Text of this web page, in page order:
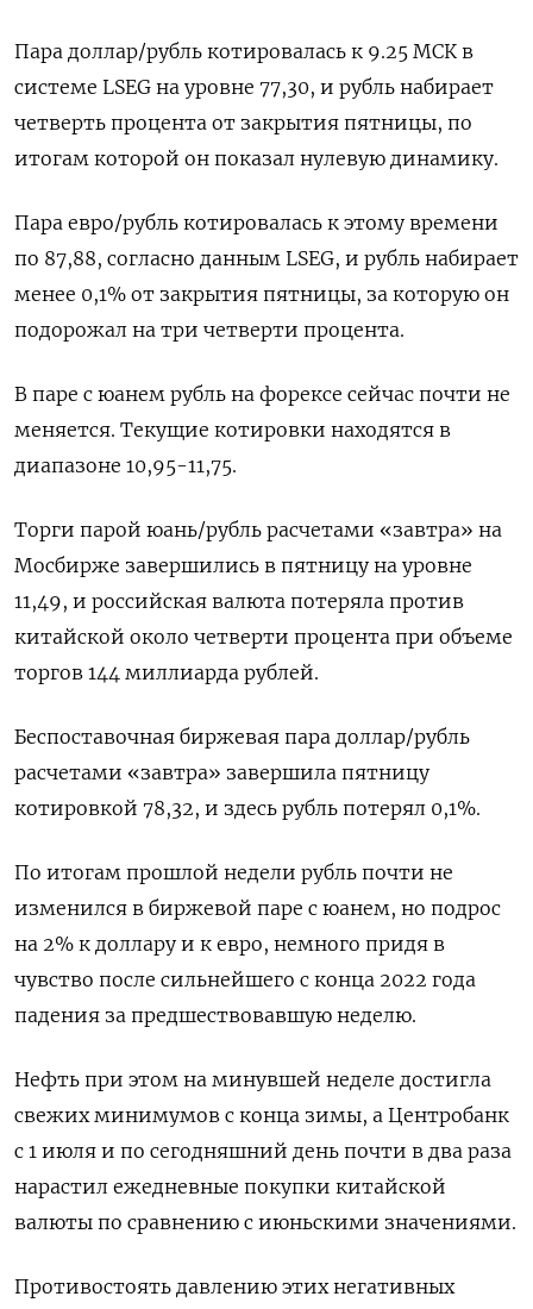
Пара доллар/рубль котировалась к 9.25 МСК в
системе LSEG на уровне 77,30, ​и рубль набирает
четверть процента от закрытия ​пятницы, по
итогам которой он показал ​нулевую динамику.
Пара ⁠евро/рубль котировалась к этому времени
по 87,88, согласно данным LSEG, и рубль набирает
менее 0,1% ‌от закрытия пятницы, за которую он
подорожал на три ‌четверти процента.
В паре с юанем рубль на форексе сейчас почти не
меняется. Текущие котировки находятся в
диапазоне 10,95-11,75.
Торги парой юань/рубль расчетами «завтра» ​на
Мосбирже завершились в пятницу на уровне
11,49, и российская валюта потеряла против
китайской около четверти процента при ‌объеме
торгов 144 миллиарда рублей.
Беспоставочная биржевая пара доллар/рубль
расчетами «завтра» завершила пятницу
котировкой 78,32, и здесь рубль потерял 0,1%.
По итогам ​прошлой недели рубль почти не
изменился в биржевой паре с юанем, но подрос
на 2% к доллару и ‌к евро, немного придя в
чувство после сильнейшего с конца 2022 года
падения за предшествовавшую неделю.
Нефть при этом на минувшей неделе достигла
свежих минимумов с конца зимы, а Центробанк
с 1 июля и ​по сегодняшний день почти в два ​раза
нарастил ежедневные покупки китайской
‌валюты по сравнению с июньскими значениями.
Противостоять давлению этих негативных